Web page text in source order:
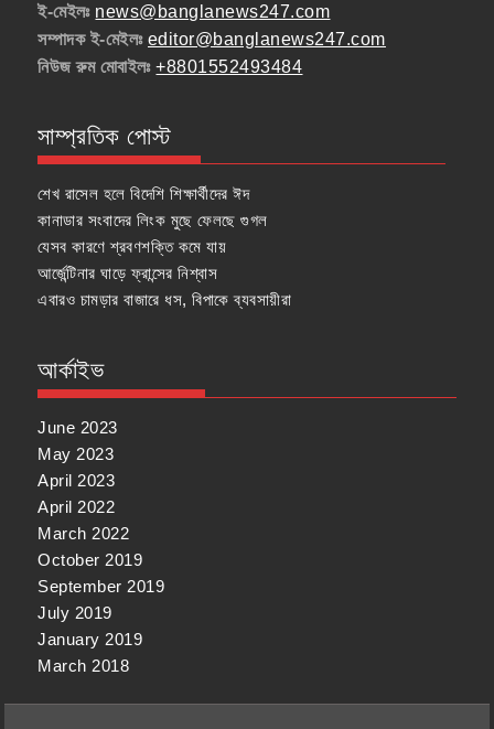
ই-মেইলঃ news@banglanews247.com
সম্পাদক ই-মেইলঃ editor@banglanews247.com
নিউজ রুম মোবাইলঃ+8801552493484
সাম্প্রতিক পোস্ট
শেখ রাসেল হলে বিদেশি শিক্ষার্থীদের ঈদ
কানাডার সংবাদের লিংক মুছে ফেলছে গুগল
যেসব কারণে শ্রবণশক্তি কমে যায়
আর্জেন্টিনার ঘাড়ে ফ্রান্সের নিশ্বাস
এবারও চামড়ার বাজারে ধস, বিপাকে ব্যবসায়ীরা
আর্কাইভ
June 2023
May 2023
April 2023
April 2022
March 2022
October 2019
September 2019
July 2019
January 2019
March 2018